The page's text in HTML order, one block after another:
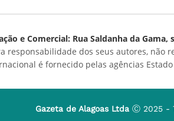
e Comercial: Rua Saldanha da Gama,
responsabilidade dos seus autores, não
é fornecido pelas agências Estado
Gazeta de Alagoas Ltda Ⓒ 2025 -